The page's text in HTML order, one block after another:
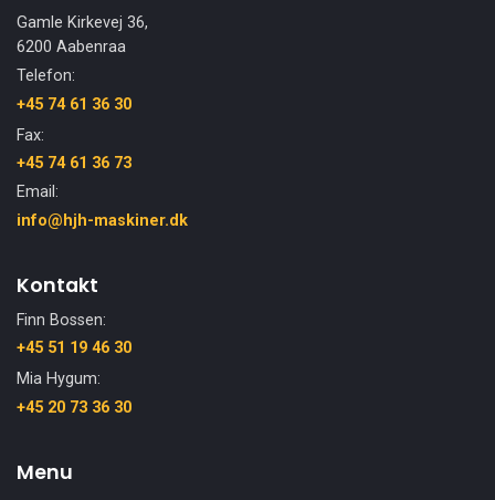
Gamle Kirkevej 36,
6200 Aabenraa
Telefon:
+45 74 61 36 30
Fax:
+45 74 61 36 73
Email:
info@hjh-maskiner.dk
Kontakt
Finn Bossen:
+45 51 19 46 30
Mia Hygum:
+45 20 73 36 30
Menu